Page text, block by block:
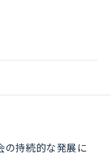
の持続的な発展に